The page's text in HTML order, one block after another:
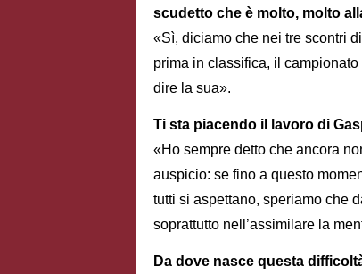
scudetto che è molto, molto
«Sì, diciamo che nei tre scontri
prima in classifica, il
dire la sua».
Ti sta piacendo il lavoro di
«Ho sempre detto che ancora
auspicio: se fino a questo
tutti si aspettano, speriamo che
soprattutto nell’assimilare la
Da dove nasce questa